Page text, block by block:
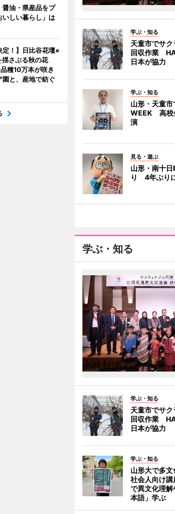
学ぶ・知る
天童市でサ
回収作業
日本が協力
学ぶ・知る
山形・天童
WEEK 高校
演
見る・遊ぶ
山形・南十
り 4年ぶり
学ぶ・知る
学ぶ・知る
天童市でサ
回収作業
日本が協力
学ぶ・知る
山形大で多
社会人向け
で異文化理解
本語」学ぶ
醤油・県産品をプ
いしい暮らし」は
定！】日比谷花壇×
さぶる秋の花
種10万本が咲き
と、産地で紡ぐ